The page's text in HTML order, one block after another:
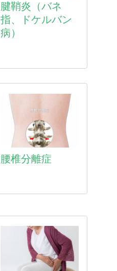
腱鞘炎（バネ
指、ドケルバン
病）
腰椎分離症